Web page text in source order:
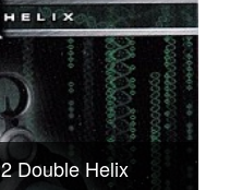
Double Helix